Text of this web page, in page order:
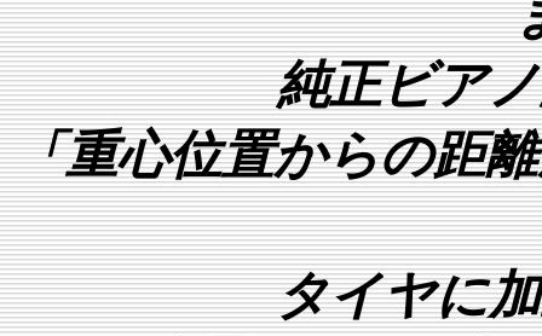
純正ビア
「重心位置からの距
タイヤに